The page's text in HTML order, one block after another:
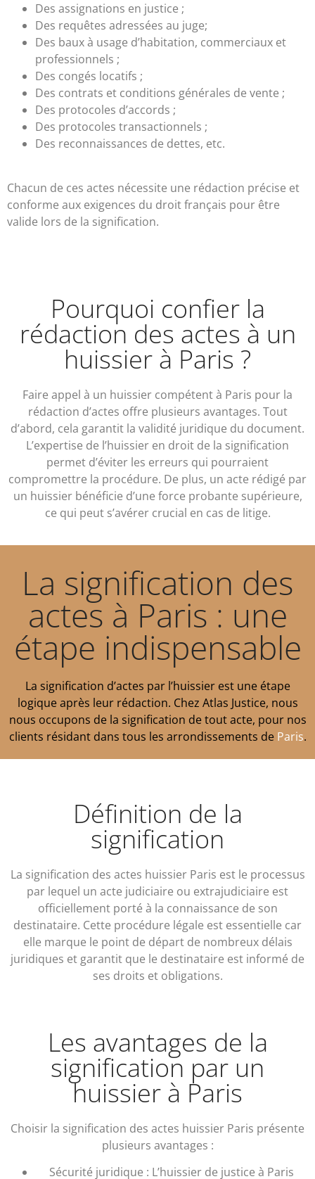
Des assignations en justice ;
Des requêtes adressées au juge;
Des baux à usage d’habitation, commerciaux et
professionnels ;
Des congés locatifs ;
Des contrats et conditions générales de vente ;
Des protocoles d’accords ;
Des protocoles transactionnels ;
Des reconnaissances de dettes, etc.
Chacun de ces actes nécessite une rédaction précise et
conforme aux exigences du droit français pour être
valide lors de la signification.
Pourquoi confier la
rédaction des actes à un
huissier à Paris ?
Faire appel à un huissier compétent à Paris pour la
rédaction d’actes offre plusieurs avantages. Tout
d’abord, cela garantit la validité juridique du document.
L’expertise de l’huissier en droit de la signification
permet d’éviter les erreurs qui pourraient
compromettre la procédure. De plus, un acte rédigé par
un huissier bénéficie d’une force probante supérieure,
ce qui peut s’avérer crucial en cas de litige.
La signification des
actes à Paris : une
étape indispensable
La signification d’actes par l’huissier est une étape
logique après leur rédaction. Chez Atlas Justice, nous
nous occupons de la signification de tout acte, pour nos
clients résidant dans tous les arrondissements de Paris.
Définition de la
signification
La signification des actes huissier Paris est le processus
par lequel un acte judiciaire ou extrajudiciaire est
officiellement porté à la connaissance de son
destinataire. Cette procédure légale est essentielle car
elle marque le point de départ de nombreux délais
juridiques et garantit que le destinataire est informé de
ses droits et obligations.
Les avantages de la
signification par un
huissier à Paris
Choisir la signification des actes huissier Paris présente
plusieurs avantages :
Sécurité juridique : L’huissier de justice à Paris